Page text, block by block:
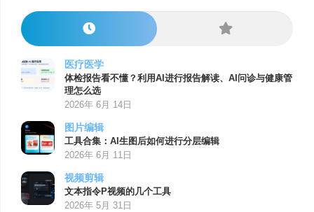
医疗医学
体检报告看不懂？利用AI进行报告解读、AI问诊与健康管
理怎么选
2026年 6月 14日
图片编辑
工具合集：AI生图后如何进行分层编辑
2026年 6月 11日
视频剪辑
文本指令P视频的几个工具
2026年 5月 31日